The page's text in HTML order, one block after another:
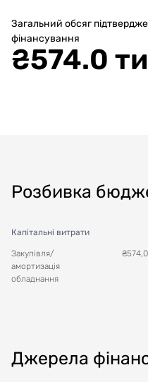
Загальний обсяг
фінансування
₴574.0
Розбивка
Капітальні витрати
Закупівля/
амортизація
обладнання
₴
Джерела